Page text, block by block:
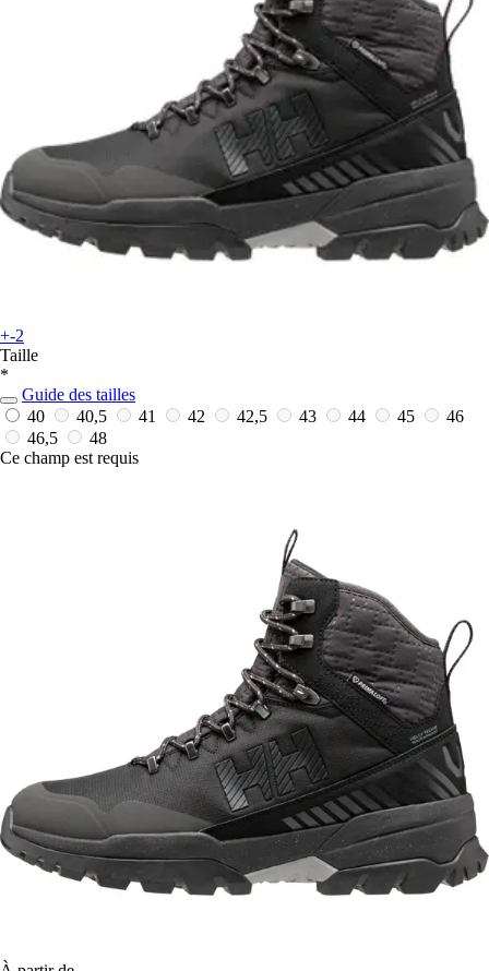
+-2
Taille
*
Guide des tailles
40
40,5 41 42 42,5 43 44 45
46
46,5
48
Ce champ est requis